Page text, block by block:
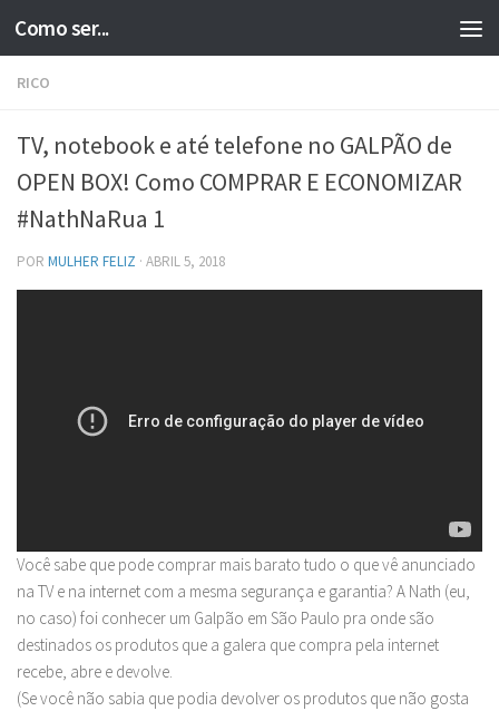
Skip to content
Como ser...
RICO
TV, notebook e até telefone no GALPÃO de
OPEN BOX! Como COMPRAR E ECONOMIZAR
#NathNaRua 1
POR MULHER FELIZ · ABRIL 5, 2018
Você sabe que pode comprar mais barato tudo o que vê anunciado
na TV e na internet com a mesma segurança e garantia? A Nath (eu,
no caso) foi conhecer um Galpão em São Paulo pra onde são
destinados os produtos que a galera que compra pela internet
recebe, abre e devolve.
(Se você não sabia que podia devolver os produtos que não gosta